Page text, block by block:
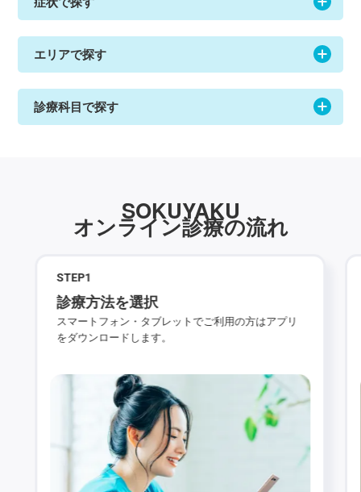
エリアで探す
診療科目で探す
SOKUYAKU
オンライン診療の流れ
STEP1
診療方法を選択
スマートフォン・タブレットでご利用の方はアプリ
をダウンロードします。